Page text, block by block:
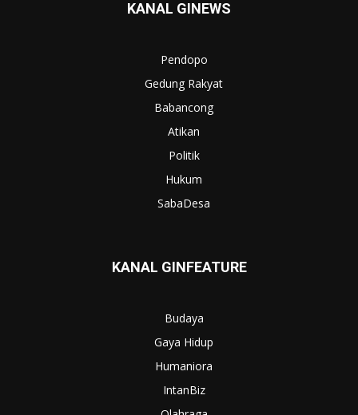
KANAL GINEWS
Pendopo
Gedung Rakyat
Babancong
Atikan
Politik
Hukum
SabaDesa
KANAL GINFEATURE
Budaya
Gaya Hidup
Humaniora
IntanBiz